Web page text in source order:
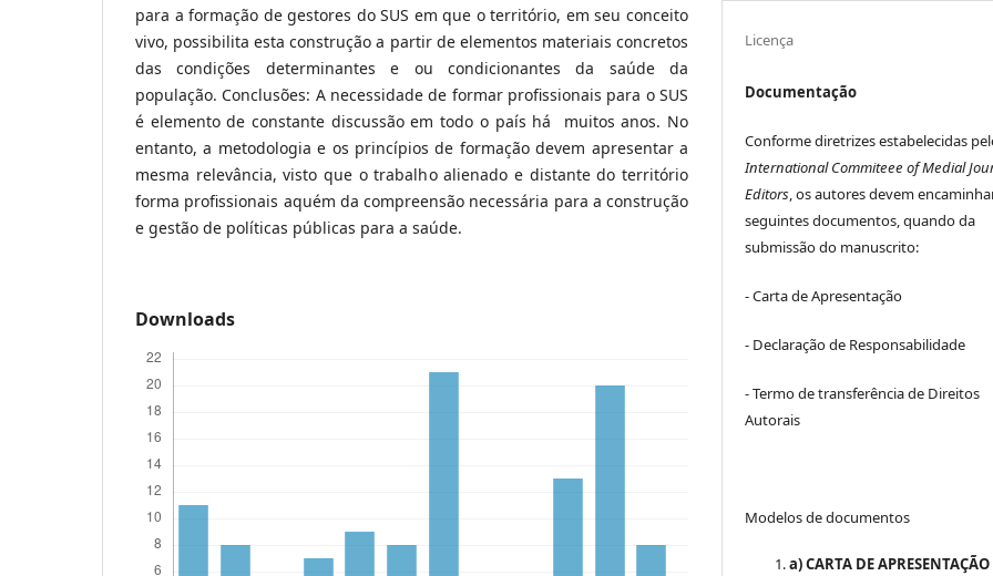
para a formação de gestores do SUS em que o território, em seu conceito
vivo, possibilita esta construção a partir de elementos materiais concretos
das condições determinantes e ou condicionantes da saúde da
população. Conclusões: A necessidade de formar profissionais para o SUS
é elemento de constante discussão em todo o país há muitos anos. No
entanto, a metodologia e os princípios de formação devem apresentar a
mesma relevância, visto que o trabalho alienado e distante do território
forma profissionais aquém da compreensão necessária para a construção
e gestão de políticas públicas para a saúde.
Downloads
Licença
Documentação
Conforme diretrizes estabelecidas
International Commiteee of Medial
Editors , os autores devem
seguintes documentos, quando da
submissão do manuscrito:
- Carta de Apresentação
- Declaração de Responsabilidade
- Termo de transferência de Direitos
Autorais
Modelos de documentos
a) CARTA DE APRESENTAÇÃO